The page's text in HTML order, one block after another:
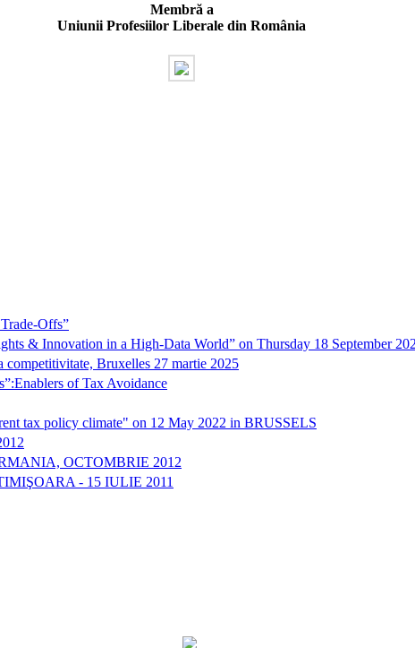
Membră a
Uniunii Profesiilor Liberale din România
Offs”
& Innovation in a High-Data World” on Thursday 18 September
competitivitate, Bruxelles 27 martie 2025
of Tax Avoidance
tax policy climate" on 12 May 2022 in BRUSSELS
OCTOMBRIE 2012
- 15 IULIE 2011